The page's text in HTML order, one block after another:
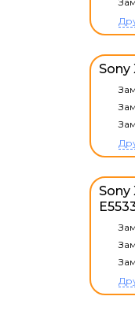
Sony
Sony